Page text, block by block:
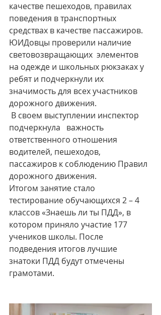
качестве пешеходов, правилах
поведения в транспортных
средствах в качестве пассажиров.
ЮИДовцы проверили наличие
световозвращающих  элементов
на одежде и школьных рюкзаках у
ребят и подчеркнули их
значимость для всех участников
дорожного движения.
В своем выступлении инспектор
подчеркнула   важность
ответственного отношения
водителей, пешеходов,
пассажиров к соблюдению Правил
дорожного движения.
Итогом занятие стало
тестирование обучающихся 2 – 4
классов «Знаешь ли ты ПДД», в
котором приняло участие 177
учеников школы. После
подведения итогов лучшие
знатоки ПДД будут отмечены
грамотами.